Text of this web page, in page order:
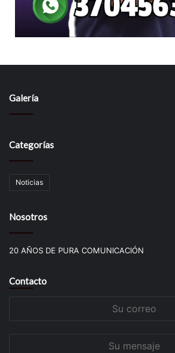
Galería
Categorías
Noticias
Nosotros
20 AÑOS DE PURA COMUNICACIÓN
Contacto